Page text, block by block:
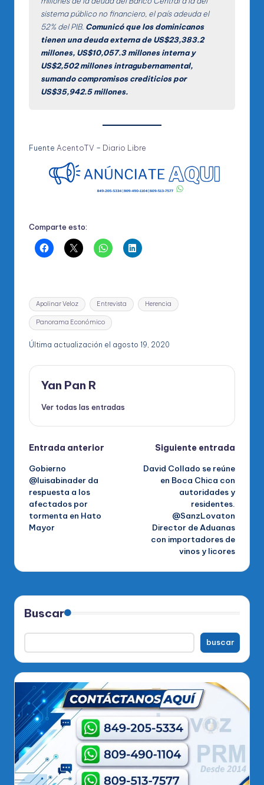
sistema público no financiero, el país adeuda el
52% del PIB. Comunicó que los dominicanos
tienen una deuda externa de US$23,383.2
millones, US$10,057.3 millones interna y
US$2,502 millones intragubernamental,
sumando compromisos crediticios por
US$35,942.5 millones.
Fuente AcentoTV – Diario Libre
Comparte esto:
Etiquetas:
Apolinar Veloz Entrevista Herencia
Panorama Económico
Última actualización el agosto 19, 2020
Yan Pan R
Ver todas las entradas
Navegación
de
entradas
Entrada anterior
Gobierno
@luisabinader da
respuesta a los
afectados por
tormenta en Hato
Mayor
Siguiente entrada
David Collado se reúne
en Boca Chica con
autoridades y
residentes.
@SanzLovaton
Director de Aduanas
con importadores de
vinos y licores
Buscar
buscar